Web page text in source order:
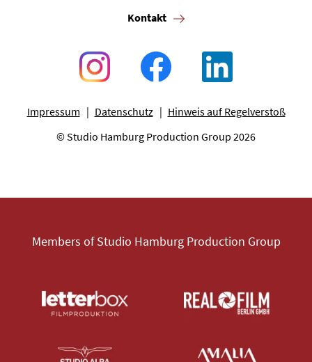
Kontakt
Impressum Datenschutz
Hinweis auf Regelverstoß
© Studio Hamburg Production Group 2026
Members of Studio Hamburg Production Group